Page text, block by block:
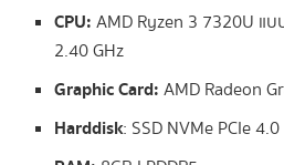
CPU: AMD Ryzen 3 7320U แ
2.40 GHz
Graphic Card:AMD Radeon
Harddisk: SSD NVMe PCIe